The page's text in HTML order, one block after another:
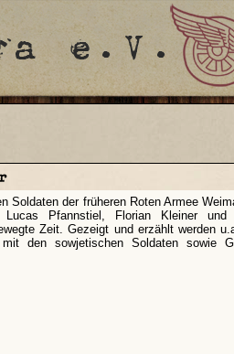
Soldaten der früheren Roten Armee
Lucas Pfannstiel, Florian Kleiner und
Zeit. Gezeigt und erzählt werden
den sowjetischen Soldaten sowie